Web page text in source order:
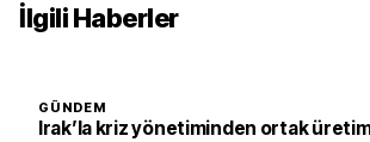
İlgili Haberler
GÜNDEM
Irak’la kriz yönetiminden ortak